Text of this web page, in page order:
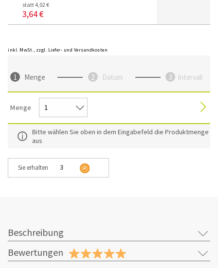
statt 4,02 €
3,64 €
inkl. MwSt., zzgl. Liefer- und Versandkosten
Menge Datum Intervall
Menge
Bitte wählen Sie oben in dem Eingabefeld die Produktmenge
aus
Sie erhalten 3
Beschreibung
Bewertungen